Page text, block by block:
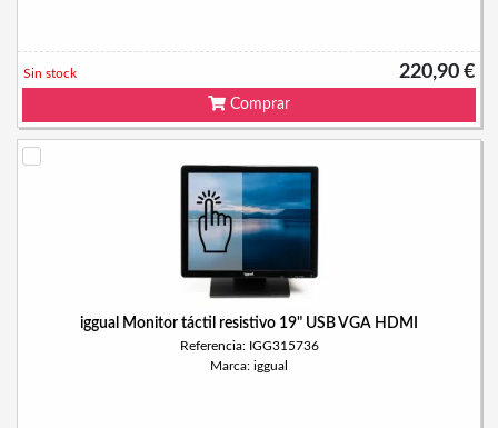
220,90 €
Sin stock
Comprar
iggual Monitor táctil resistivo 19" USB VGA HDMI
Referencia: IGG315736
Marca: iggual